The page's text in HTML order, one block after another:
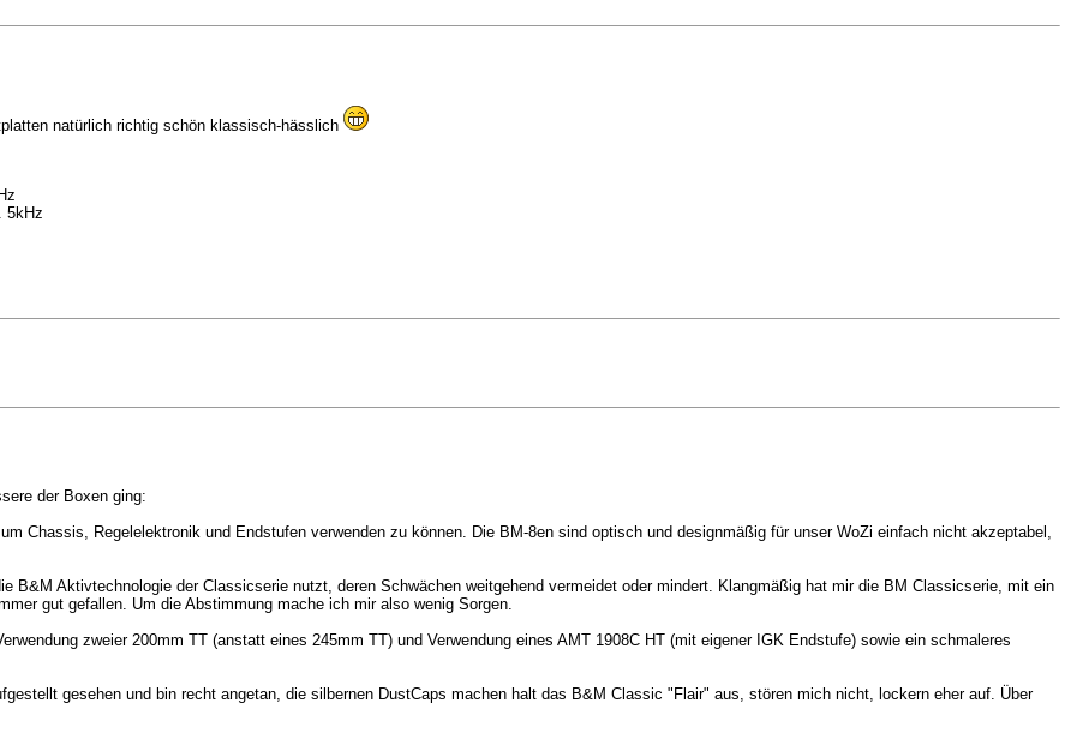
natürlich richtig schön klassisch-hässlich
5kHz
der Boxen ging:
Chassis, Regelelektronik und Endstufen verwenden zu können. Die BM-8en sind optisch und designmäßig für unser WoZi einfach nicht akzeptabel,
B&M Aktivtechnologie der Classicserie nutzt, deren Schwächen weitgehend vermeidet oder mindert. Klangmäßig hat mir die BM Classicserie, mit ein
gut gefallen. Um die Abstimmung mache ich mir also wenig Sorgen.
zweier 200mm TT (anstatt eines 245mm TT) und Verwendung eines AMT 1908C HT (mit eigener IGK Endstufe) sowie ein schmaleres
gesehen und bin recht angetan, die silbernen DustCaps machen halt das B&M Classic "Flair" aus, stören mich nicht, lockern eher auf. Über